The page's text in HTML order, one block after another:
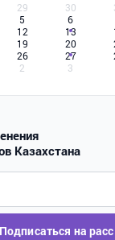
29 30
5 6
12 13
19 20
26 27
2 3
Казахстана
Подписаться на